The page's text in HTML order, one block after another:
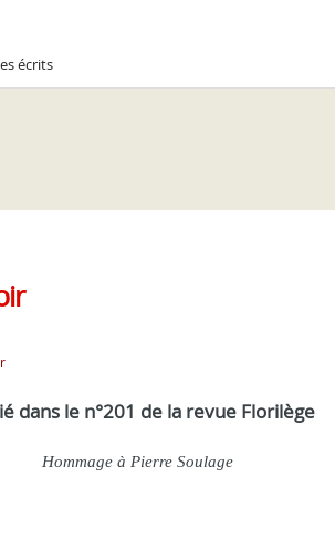
écrits
dans le n°201 de la revue Florilège
Hommage à Pierre Soulage